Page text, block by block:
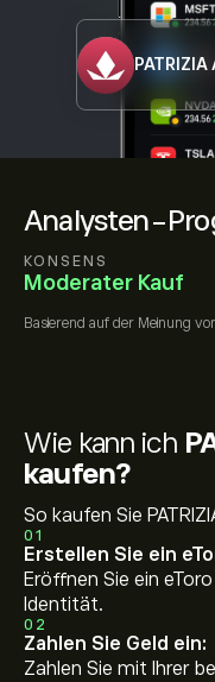
Analysten-
KONSENS
Moderater Kauf
Basierend auf der Meinung
PATRIZIA
Wie kann ich
kaufen?
So kaufen Sie
01
Erstellen Sie ein
Eröffnen Sie ein
Identität.
02
Zahlen Sie Geld ein:
Zahlen Sie mit Ihrer